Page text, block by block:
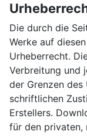
Die durch die
Werke auf
Urheberrecht.
Verbreitung und
der Grenzen
schriftlichen
Erstellers.
für den privaten,